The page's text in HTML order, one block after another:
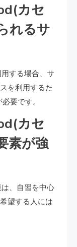
カセ
れるサ
する場合、サ
を利用するた
要です。
カセ
素が強
、自習を中心
望する人には